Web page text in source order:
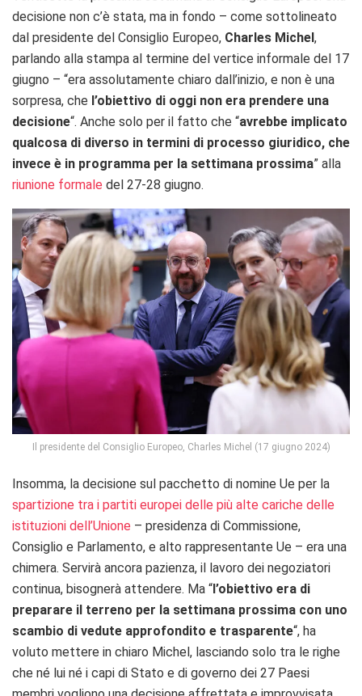
decisione non c’è stata, ma in fondo – come sottolineato
dal presidente del Consiglio Europeo, Charles Michel ,
parlando alla stampa al termine del vertice informale del 17
giugno – “era assolutamente chiaro dall’inizio, e non è una
sorpresa, che l’obiettivo di oggi non era prendere una
decisione“. Anche solo per il fatto che “avrebbe implicato
qualcosa di diverso in termini di processo giuridico, che
invece è in programma per la settimana prossima” alla
riunione formale del 27-28 giugno.
Il presidente del Consiglio Europeo, Charles Michel (17 giugno 2024)
Insomma, la decisione sul pacchetto di nomine Ue per la
spartizione tra i partiti europei delle più alte cariche delle
istituzioni dell’Unione – presidenza di Commissione,
Consiglio e Parlamento, e alto rappresentante Ue – era una
chimera. Servirà ancora pazienza, il lavoro dei negoziatori
continua, bisognerà attendere. Ma “l’obiettivo era di
preparare il terreno per la settimana prossima con uno
scambio di vedute approfondito e trasparente“, ha
voluto mettere in chiaro Michel, lasciando solo tra le righe
che né lui né i capi di Stato e di governo dei 27 Paesi